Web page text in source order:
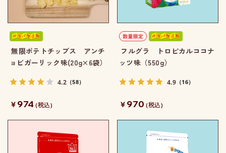
無限ポテトチップス アンチ
ョビガーリック味(20g×6袋）
4.2 （58）
￥974 (税込)
フルグラ トロピカルココナ
ッツ味（550g）
4.9 （16）
￥970 (税込)